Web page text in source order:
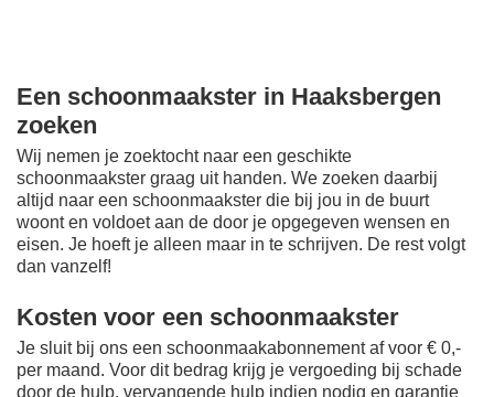
Een schoonmaakster in Haaksbergen
zoeken
Wij nemen je zoektocht naar een geschikte
schoonmaakster graag uit handen. We zoeken daarbij
altijd naar een schoonmaakster die bij jou in de buurt
woont en voldoet aan de door je opgegeven wensen en
eisen. Je hoeft je alleen maar in te schrijven. De rest volgt
dan vanzelf!
Kosten voor een schoonmaakster
Je sluit bij ons een schoonmaakabonnement af voor € 0,-
per maand. Voor dit bedrag krijg je vergoeding bij schade
door de hulp, vervangende hulp indien nodig en garantie